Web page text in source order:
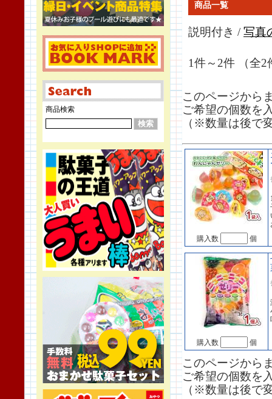
商品検索
商品一覧
説明付き /写真
1件～2件 （全2
このページから
ご希望の個数を
（※数量は後で
購入数 個
購入数 個
このページから
ご希望の個数を
（※数量は後で